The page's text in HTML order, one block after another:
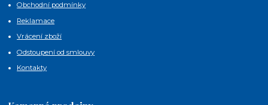
Obchodní podmínky
Reklamace
Vrácení zboží
Odstoupení od smlouvy
Kontakty